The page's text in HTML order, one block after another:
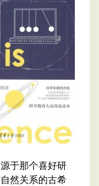
于那个喜好研
然关系的古希